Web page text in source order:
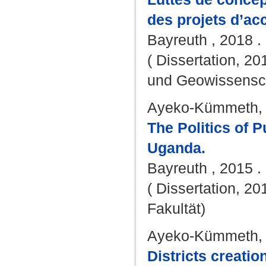
des projets
Bayreuth , 2018 .
( Dissertation,
und
Ayeko-
The Politics of
Uganda.
Bayreuth , 2015
( Dissertation,
Fakultät)
Ayeko-
Districts